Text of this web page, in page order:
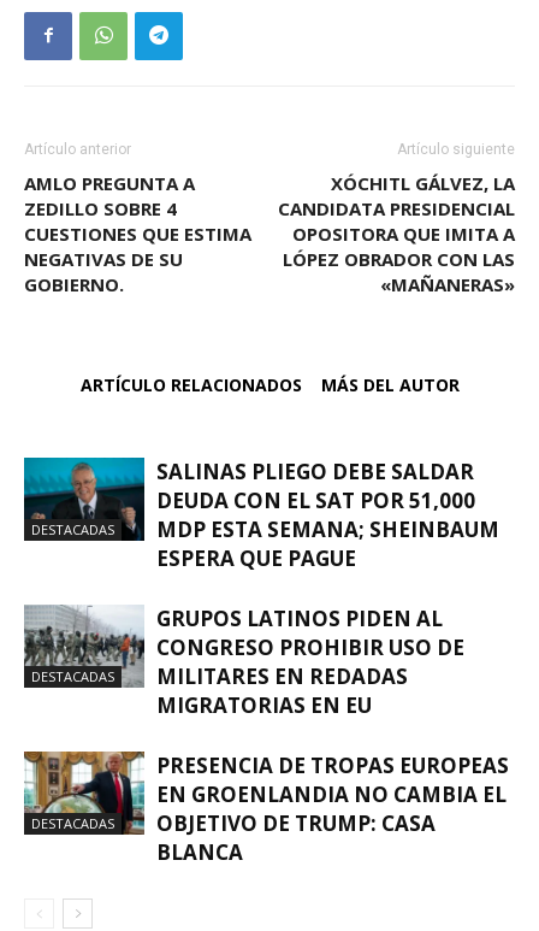
Artículo anterior
AMLO PREGUNTA A
ZEDILLO SOBRE 4
CUESTIONES QUE ESTIMA
NEGATIVAS DE SU
GOBIERNO.
Artículo siguiente
XÓCHITL GÁLVEZ, LA
CANDIDATA PRESIDENCIAL
OPOSITORA QUE IMITA A
LÓPEZ OBRADOR CON LAS
«MAÑANERAS»
ARTÍCULO RELACIONADOS MÁS DEL AUTOR
DESTACADAS
SALINAS PLIEGO DEBE SALDAR
DEUDA CON EL SAT POR 51,000
MDP ESTA SEMANA; SHEINBAUM
ESPERA QUE PAGUE
DESTACADAS
GRUPOS LATINOS PIDEN AL
CONGRESO PROHIBIR USO DE
MILITARES EN REDADAS
MIGRATORIAS EN EU
DESTACADAS
PRESENCIA DE TROPAS EUROPEAS
EN GROENLANDIA NO CAMBIA EL
OBJETIVO DE TRUMP: CASA
BLANCA